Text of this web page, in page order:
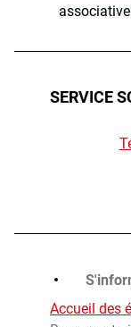
associative
SERVICE
Accueil des